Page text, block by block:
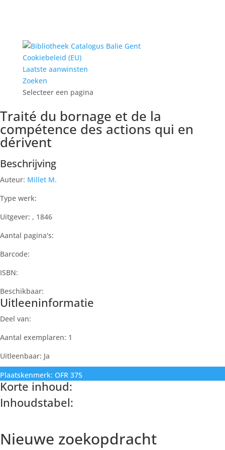
Cookiebeleid (EU)
Laatste aanwinsten
Zoeken
Selecteer een pagina
Traité du bornage et de la
compétence des actions qui en
dérivent
Beschrijving
Auteur: Millet M.
Type werk:
Uitgever: , 1846
Aantal pagina's:
Barcode:
ISBN:
Beschikbaar:
Uitleeninformatie
Deel van:
Aantal exemplaren: 1
Uitleenbaar: Ja
Plaatskenmerk: OFR 375
Korte inhoud:
Inhoudstabel:
Nieuwe zoekopdracht